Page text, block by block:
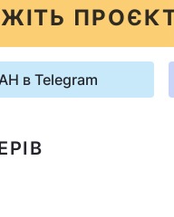
в Telegram